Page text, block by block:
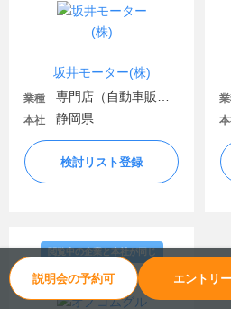
説明会の予約可 エントリー
坂井モーター(株)
業種
本社 静岡県
検討リスト登録
閲覧中の企業と本社が同じ